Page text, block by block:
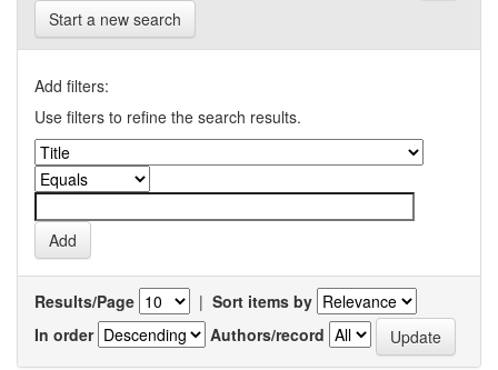
Start a new search
Add filters:
Use filters to refine the search results.
Results/Page | Sort items by
In order
Authors/record